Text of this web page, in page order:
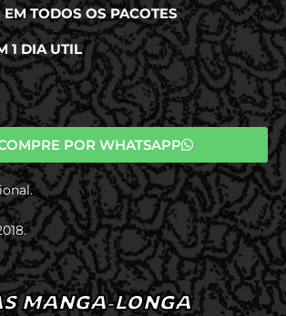
TODOS OS PACOTES
1 DIA UTIL
POR WHATSAPP
MANGA-LONGA